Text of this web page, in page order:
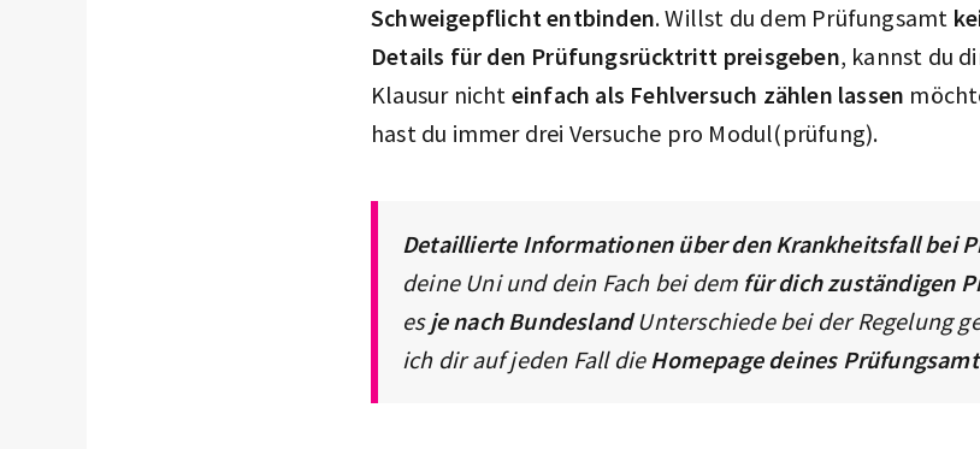
Schweigepflicht entbinden. Willst du dem Prüfungsamt
Details für den Prüfungsrücktritt preisgeben, kannst du
Klausur nicht einfach als Fehlversuch zählen lassen
hast du immer drei Versuche pro Modul(prüfung).
Detaillierte Informationen über den Krankheitsfall bei
deine Uni und dein Fach bei dem für dich zuständigen
esje nach BundeslandUnterschiede bei der Regelung
ich dir auf jeden Fall die Homepage deines